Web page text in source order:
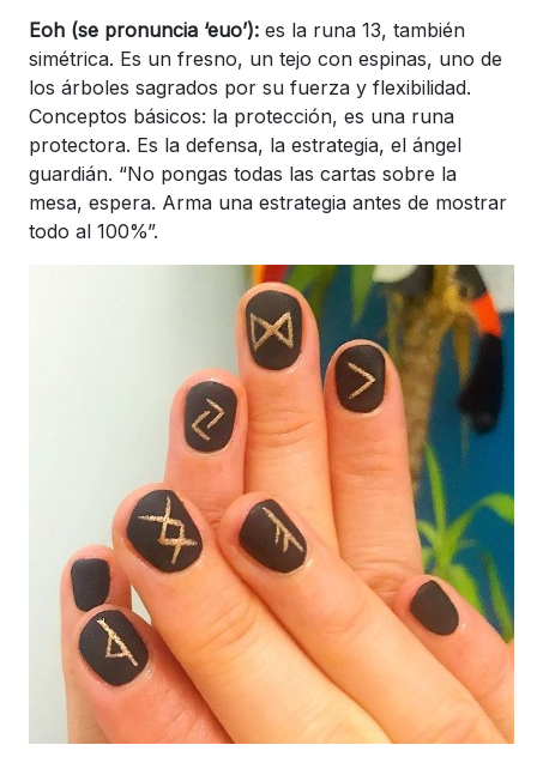
Eoh (se pronuncia ‘euo’): es la runa 13, también
simétrica. Es un fresno, un tejo con espinas, uno de
los árboles sagrados por su fuerza y flexibilidad.
Conceptos básicos: la protección, es una runa
protectora. Es la defensa, la estrategia, el ángel
guardián. “No pongas todas las cartas sobre la
mesa, espera. Arma una estrategia antes de mostrar
todo al 100%”.